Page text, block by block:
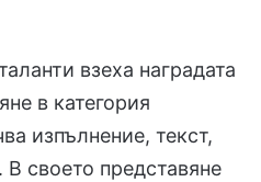
взеха наградата
в категория
изпълнение, текст,
своето представяне